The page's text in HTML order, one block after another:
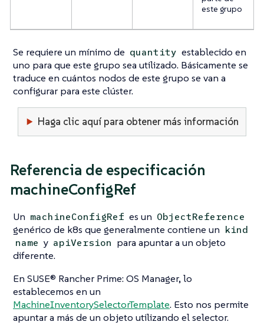
este grupo
Se requiere un mínimo de quantity establecido en
uno para que este grupo sea utilizado. Básicamente se
traduce en cuántos nodos de este grupo se van a
configurar para este clúster.
Haga clic aquí para obtener más información
Referencia de especificación
machineConfigRef
Un machineConfigRef es un ObjectReference
genérico de k8s que generalmente contiene un kind
name y apiVersion para apuntar a un objeto
diferente.
En SUSE® Rancher Prime: OS Manager, lo
establecemos en un
MachineInventorySelectorTemplate. Esto nos permite
apuntar a más de un objeto utilizando el selector.